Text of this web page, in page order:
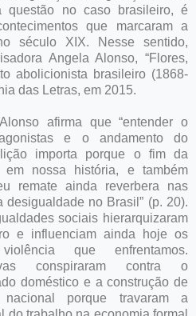
questão no caso brasileiro, é
que marcaram a
século XIX. Nesse sentido,
Angela Alonso, “Flores,
abolicionista brasileiro (1868-
das Letras, em 2015.
afirma que “entender o
e o andamento do
importa porque o fim da
em nossa história, e também
remate ainda reverbera nas
desigualdade no Brasil” (p. 20).
sociais hierarquizaram
e influenciam ainda hoje os
que enfrentamos.
conspiraram contra o
doméstico e a construção de
porque travaram a